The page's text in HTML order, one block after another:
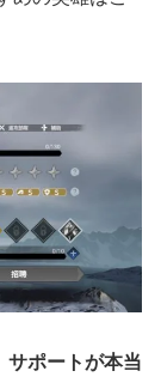
サポートが本当